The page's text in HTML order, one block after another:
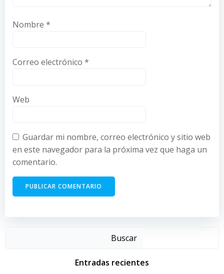
Nombre *
Correo electrónico *
Web
Guardar mi nombre, correo electrónico y sitio web
en este navegador para la próxima vez que haga un
comentario.
Buscar
Entradas recientes